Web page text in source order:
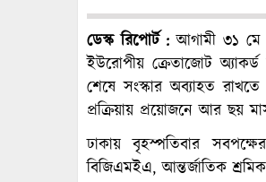
ডেস্ক রিপোর্ট : আগামী ৩১ মে
ইউরোপীয় ক্রেতাজোট অ্যাকর্ড
শেষে সংস্কার অব্যাহত
প্রক্রিয়ায় প্রয়োজনে আর ছয়
ঢাকায় বৃহস্পতিবার
বিজিএমইএ, আন্তর্জাতিক